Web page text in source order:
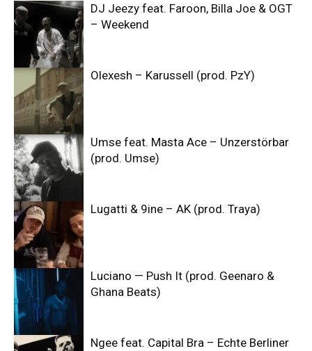
DJ Jeezy feat. Faroon, Billa Joe & OGT
– Weekend
Olexesh – Karussell (prod. PzY)
Umse feat. Masta Ace – Unzerstörbar
(prod. Umse)
Lugatti & 9ine – AK (prod. Traya)
Luciano — Push It (prod. Geenaro &
Ghana Beats)
Ngee feat. Capital Bra – Echte Berliner